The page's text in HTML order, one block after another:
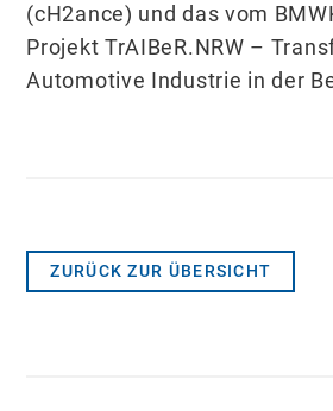
(cH2ance) und das vom
Projekt TrAIBeR.NRW –
Automotive Industrie in der
ZURÜCK ZUR ÜBERSICHT